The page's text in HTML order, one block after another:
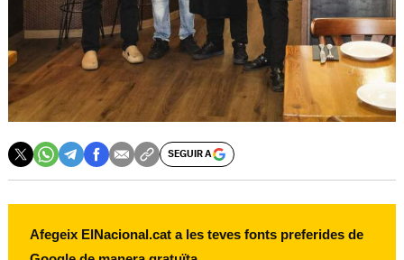
SEGUIR A
Afegeix ElNacional.cat a les teves fonts preferides de